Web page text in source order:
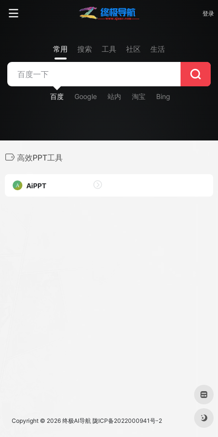
登录
常用 搜索 工具 社区 生活
百度 Google 站内 淘宝 Bing
高效PPT工具
AiPPT
Copyright © 2026 终极AI导航 陇ICP备2022000941号-2